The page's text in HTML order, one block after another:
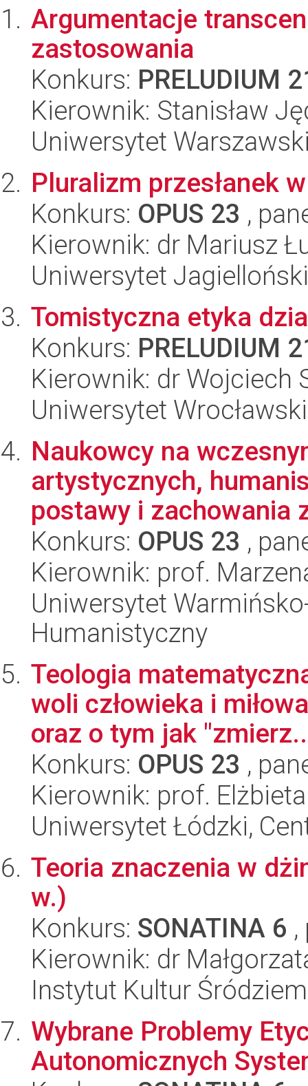
Argumentacje
zastosowania
Konkurs: PRELUDIUM
Kierownik: Stanisław
Uniwersytet
Pluralizm przesłanek
Konkurs: OPUS 23 ,
Kierownik: dr Mariusz
Uniwersytet
Tomistyczna etyka
Konkurs: PRELUDIUM
Kierownik: dr Wojciech
Uniwersytet
Naukowcy na
artystycznych,
postawy i zachowania
Konkurs: OPUS 23 ,
Kierownik: prof.
Uniwersytet
Humanistyczny
Teologia
woli człowieka i
oraz o tym jak
Konkurs: OPUS 23 ,
Kierownik: prof.
Uniwersytet Łódzki,
Teoria znaczenia w
w.)
Konkurs: SONATINA 6
Kierownik: dr
Instytut Kultur
Wybrane Problemy
Autonomicznych